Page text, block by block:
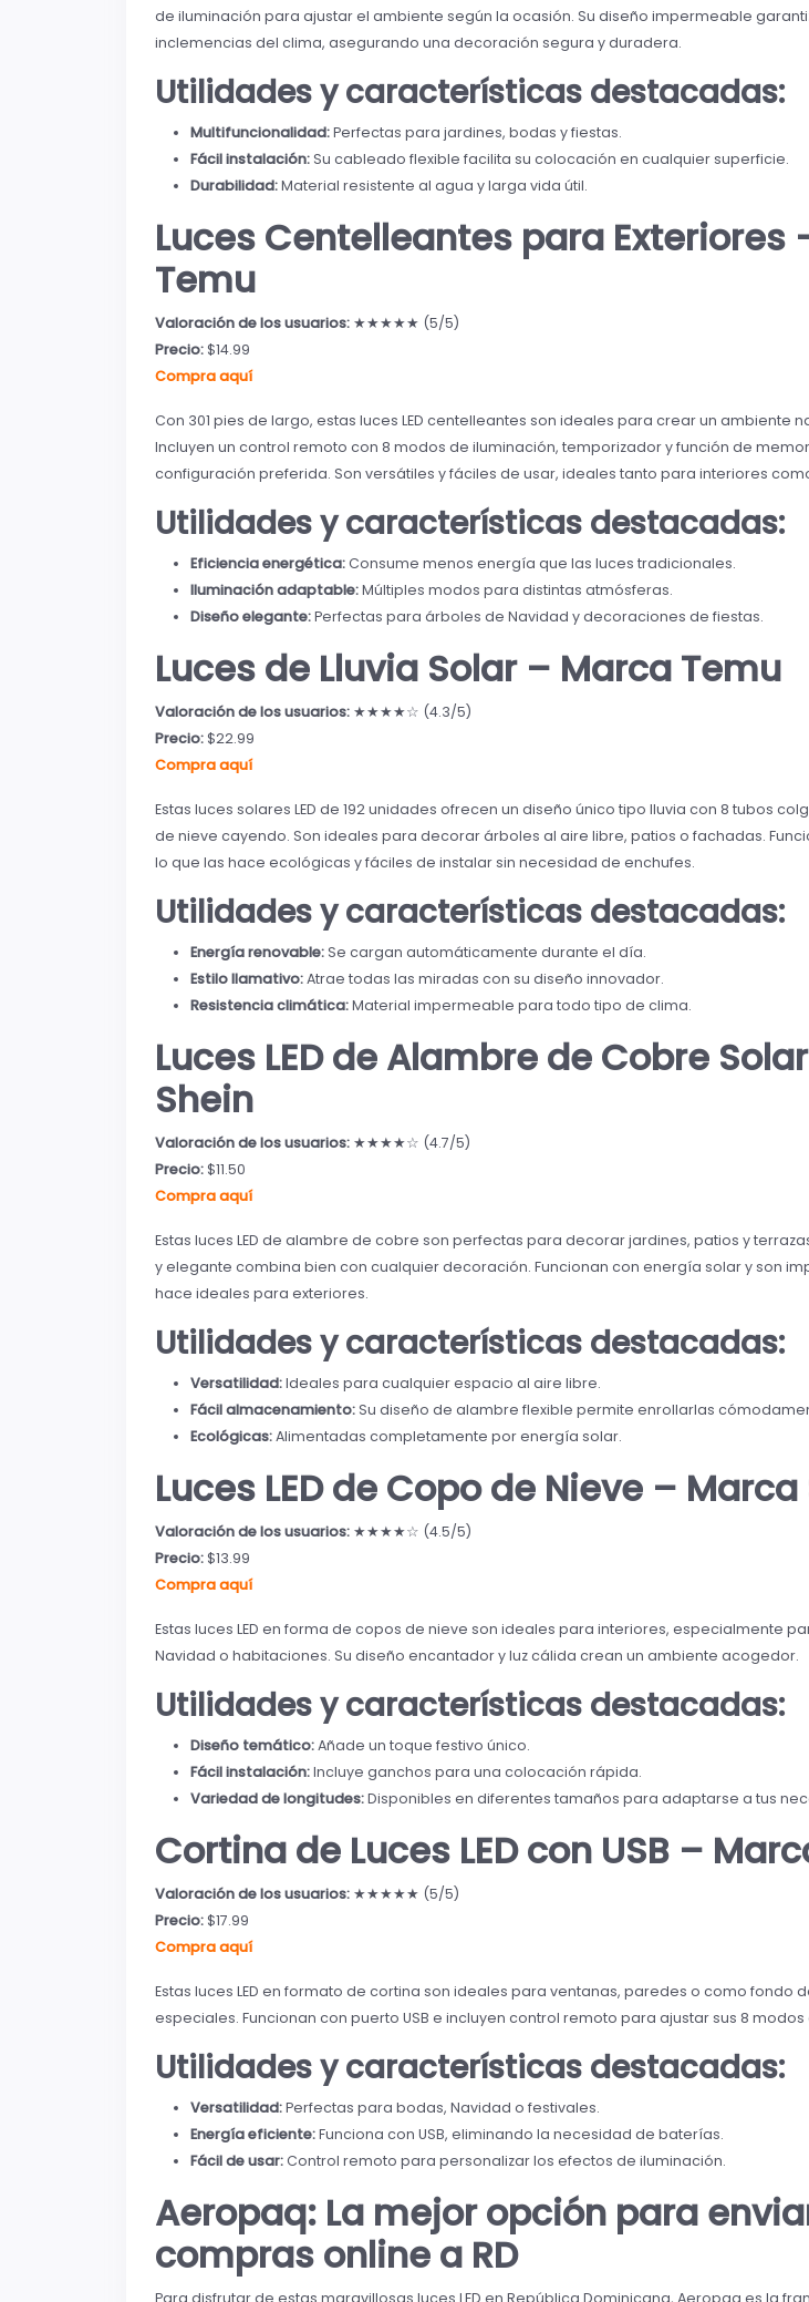
de iluminación para ajustar el ambiente según la ocasión. Su diseño impermeable
inclemencias del clima, asegurando una decoración segura y duradera.
Utilidades y características destacadas:
Multifuncionalidad:Perfectas para jardines, bodas y fiestas.
Fácil instalación:Su cableado flexible facilita su colocación en cualquier superficie.
Durabilidad:Material resistente al agua y larga vida útil.
Luces Centelleantes para Exteriores
Temu
Valoración de los usuarios: ★★★★★ (5/5)
Precio:$14.99
Compra aquí
Con 301 pies de largo, estas luces LED centelleantes son ideales para crear un ambiente
Incluyen un control remoto con 8 modos de iluminación, temporizador y función de
configuración preferida. Son versátiles y fáciles de usar, ideales tanto para interiores
Utilidades y características destacadas:
Eficiencia energética:Consume menos energía que las luces tradicionales.
Iluminación adaptable:Múltiples modos para distintas atmósferas.
Diseño elegante:Perfectas para árboles de Navidad y decoraciones de fiestas.
Luces de Lluvia Solar – Marca Temu
Valoración de los usuarios: ★★★★☆ (4.3/5)
Precio:$22.99
Compra aquí
Estas luces solares LED de 192 unidades ofrecen un diseño único tipo lluvia con 8 tubos
de nieve cayendo. Son ideales para decorar árboles al aire libre, patios o fachadas.
lo que las hace ecológicas y fáciles de instalar sin necesidad de enchufes.
Utilidades y características destacadas:
Energía renovable:Se cargan automáticamente durante el día.
Estilo llamativo:Atrae todas las miradas con su diseño innovador.
Resistencia climática:Material impermeable para todo tipo de clima.
Luces LED de Alambre de Cobre
Shein
Valoración de los usuarios: ★★★★☆ (4.7/5)
Precio:$11.50
Compra aquí
Estas luces LED de alambre de cobre son perfectas para decorar jardines, patios y
y elegante combina bien con cualquier decoración. Funcionan con energía solar y son
hace ideales para exteriores.
Utilidades y características destacadas:
Versatilidad:Ideales para cualquier espacio al aire libre.
Fácil almacenamiento:Su diseño de alambre flexible permite enrollarlas
Ecológicas:Alimentadas completamente por energía solar.
Luces LED de Copo de Nieve –
Valoración de los usuarios: ★★★★☆ (4.5/5)
Precio:$13.99
Compra aquí
Estas luces LED en forma de copos de nieve son ideales para interiores, especialmente
Navidad o habitaciones. Su diseño encantador y luz cálida crean un ambiente acogedor.
Utilidades y características destacadas:
Diseño temático:Añade un toque festivo único.
Fácil instalación:Incluye ganchos para una colocación rápida.
Variedad de longitudes:Disponibles en diferentes tamaños para adaptarse a tus
Cortina de Luces LED con USB –
Valoración de los usuarios: ★★★★★ (5/5)
Precio:$17.99
Compra aquí
Estas luces LED en formato de cortina son ideales para ventanas, paredes o como fondo
especiales. Funcionan con puerto USB e incluyen control remoto para ajustar sus 8
Utilidades y características destacadas:
Versatilidad:Perfectas para bodas, Navidad o festivales.
Energía eficiente:Funciona con USB, eliminando la necesidad de baterías.
Fácil de usar:Control remoto para personalizar los efectos de iluminación.
Aeropaq: La mejor opción para
compras online a RD
Para disfrutar de estas maravillosas luces LED en República Dominicana, Aeropaq es la